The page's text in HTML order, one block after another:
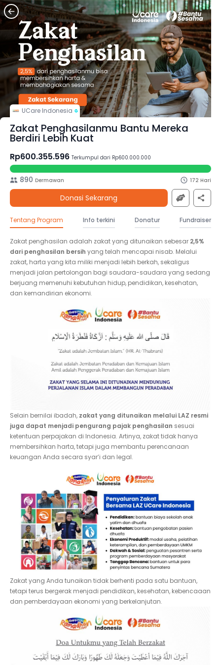
UCare Indonesia
Zakat Penghasilanmu Bantu Mereka
Berdiri Lebih Kuat
Rp600.355.596 Terkumpul dari Rp600.000.000
890 Dermawan 172 Hari
Donasi Sekarang
Tentang Program Info terkini Donatur Fundraiser
Zakat penghasilan adalah zakat yang ditunaikan sebesar 2,5%
dari penghasilan bersih yang telah mencapai nisab. Melalui
zakat, harta yang kita miliki menjadi lebih berkah, sekaligus
menjadi jalan pertolongan bagi saudara-saudara yang sedang
berjuang memenuhi kebutuhan hidup, pendidikan, kesehatan,
dan kemandirian ekonomi.
Selain bernilai ibadah, zakat yang ditunaikan melalui LAZ resmi
juga dapat menjadi pengurang pajak penghasilan sesuai
ketentuan perpajakan di Indonesia. Artinya, zakat tidak hanya
membersihkan harta, tetapi juga membantu perencanaan
keuangan Anda secara syar’i dan legal.
Zakat yang Anda tunaikan tidak berhenti pada satu bantuan,
tetapi terus bergerak menjadi pendidikan, kesehatan, kebencaaan
dan pemberdayaan ekonomi yang berkelanjutan.